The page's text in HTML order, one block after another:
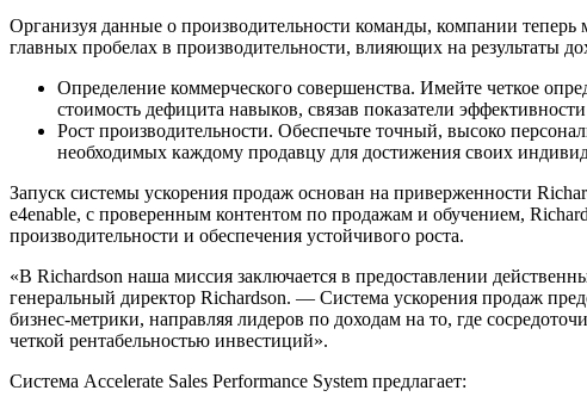
Организуя данные о производительности команды, компании теперь
главных пробелах в производительности, влияющих на результаты
Определение коммерческого совершенства. Имейте четкое
стоимость дефицита навыков, связав показатели
Рост производительности. Обеспечьте точный, высоко
необходимых каждому продавцу для достижения своих
Запуск системы ускорения продаж основан на приверженности
e4enable, с проверенным контентом по продажам и обучением,
производительности и обеспечения устойчивого роста.
«В Richardson наша миссия заключается в предоставлении
генеральный директор Richardson. — Система ускорения продаж
бизнес-метрики, направляя лидеров по доходам на то, где
четкой рентабельностью инвестиций».
Система Accelerate Sales Performance System предлагает: